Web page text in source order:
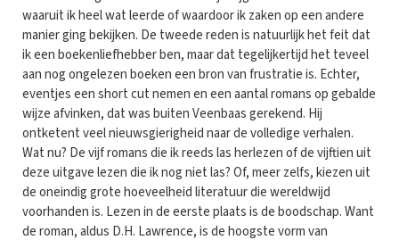
waaruit ik heel wat leerde of waardoor ik zaken op een andere
manier ging bekijken. De tweede reden is natuurlijk het feit dat
ik een boekenliefhebber ben, maar dat tegelijkertijd het teveel
aan nog ongelezen boeken een bron van frustratie is. Echter,
eventjes een short cut nemen en een aantal romans op gebalde
wijze afvinken, dat was buiten Veenbaas gerekend. Hij
ontketent veel nieuwsgierigheid naar de volledige verhalen.
Wat nu? De vijf romans die ik reeds las herlezen of de vijftien uit
deze uitgave lezen die ik nog niet las? Of, meer zelfs, kiezen uit
de oneindig grote hoeveelheid literatuur die wereldwijd
voorhanden is. Lezen in de eerste plaats is de boodschap. Want
de roman, aldus D.H. Lawrence, is de hoogste vorm van